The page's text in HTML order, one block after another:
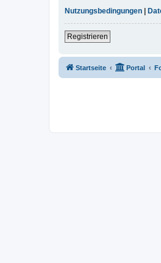
Nutzungsbedingungen |
Registrieren
Startseite Portal